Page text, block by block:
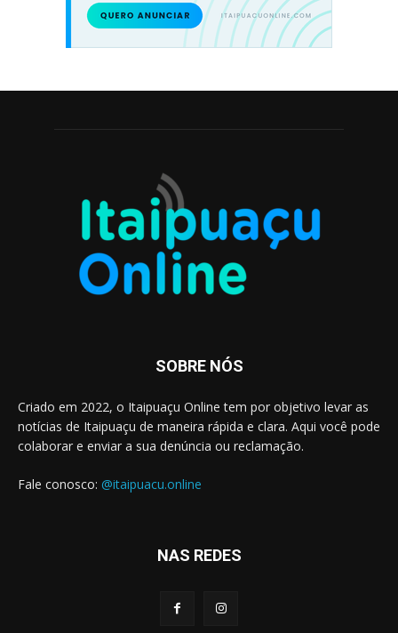
SOBRE NÓS
Criado em 2022, o Itaipuaçu Online tem por objetivo levar as
notícias de Itaipuaçu de maneira rápida e clara. Aqui você pode
colaborar e enviar a sua denúncia ou reclamação.
Fale conosco: @itaipuacu.online
NAS REDES